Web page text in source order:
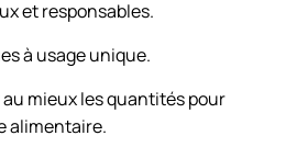
et responsables.
à usage unique.
au mieux les quantités pour
alimentaire.